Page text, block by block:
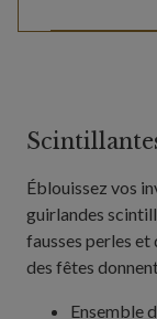
Éblouissez vos
guirlandes
fausses perles et
des fêtes
Ensemble